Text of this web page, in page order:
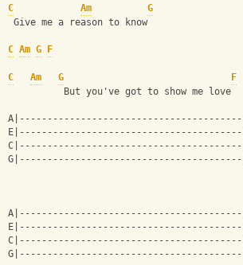
C Am
G
Give me a reason to know
C Am G F
C Am G
F
          But you've got to show me love
A|----------------------------------------|
E|----------------------------------------|
C|----------------------------------------|
G|----------------------------------------|
A|----------------------------------------|
E|----------------------------------------|
C|----------------------------------------|
G|----------------------------------------|